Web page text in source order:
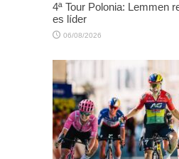
4ª Tour Polonia: Lemmen
es líder
06/08/2026